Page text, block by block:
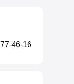
77-46-16